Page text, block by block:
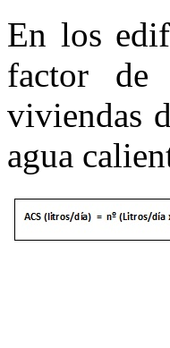
En los
factor de
viviendas
agua